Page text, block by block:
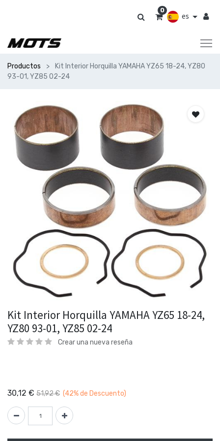
es
0
Productos
Kit Interior Horquilla YAMAHA YZ65 18-24, YZ80
93-01, YZ85 02-24
Kit Interior Horquilla YAMAHA YZ65 18-24,
YZ80 93-01, YZ85 02-24
Crear una nueva reseña
30,12 € 51,92€ (42%de Descuento)